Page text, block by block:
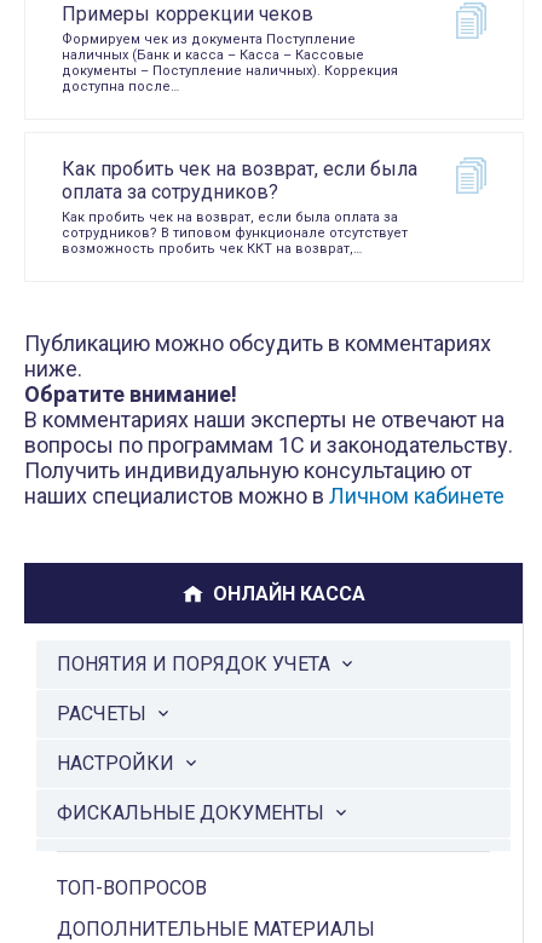
Примеры коррекции чеков
Формируем чек из документа Поступление
наличных (Банк и касса – Касса – Кассовые
документы – Поступление наличных). Коррекция
доступна после…
Как пробить чек на возврат, если была
оплата за сотрудников?
Как пробить чек на возврат, если была оплата за
сотрудников? В типовом функционале отсутствует
возможность пробить чек ККТ на возврат,…
Публикацию можно обсудить в комментариях
ниже.
Обратите внимание!
В комментариях наши эксперты не отвечают на
вопросы по программам 1С и законодательству.
Получить индивидуальную консультацию от
наших специалистов можно в Личном кабинете
ОНЛАЙН КАССА
ПОНЯТИЯ И ПОРЯДОК УЧЕТА
РАСЧЕТЫ
НАСТРОЙКИ
ФИСКАЛЬНЫЕ ДОКУМЕНТЫ
ТОП-ВОПРОСОВ
ДОПОЛНИТЕЛЬНЫЕ МАТЕРИАЛЫ